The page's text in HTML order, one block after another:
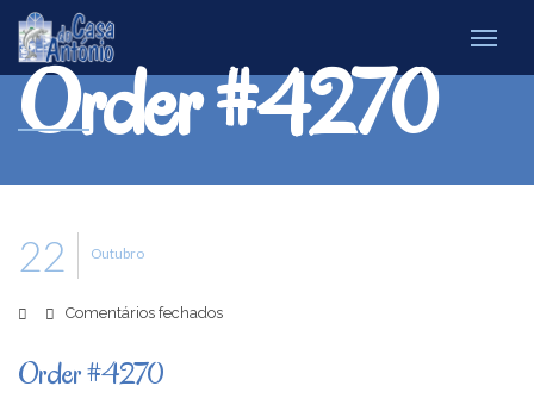
Order #4270
Outubro
22
Comentários fechadosem
Order #4270